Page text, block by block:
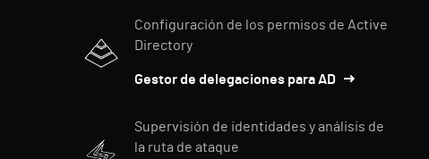
Configuración de los permisos de Active
Directory
Gestor de delegaciones para AD
Supervisión de identidades y análisis de
la ruta de ataque